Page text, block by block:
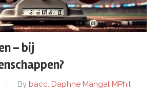
– bij
By bacc. Daphne Mangal MPhil